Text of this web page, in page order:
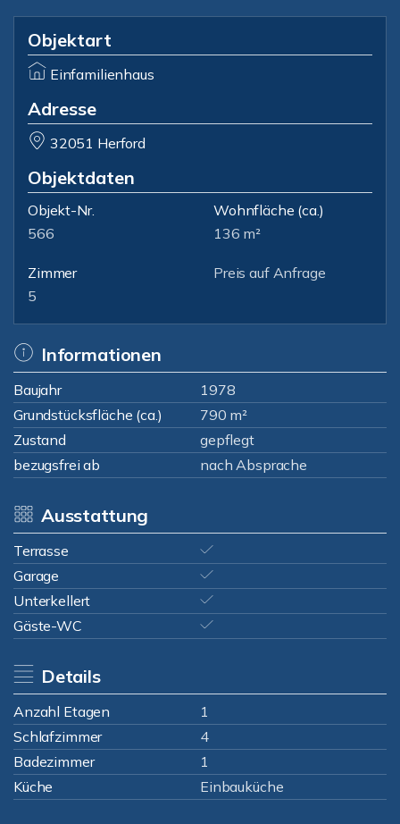
Objektart
Einfamilienhaus
Adresse
32051 Herford
Objektdaten
Objekt-Nr.
566
Wohnfläche (ca.)
136 m²
Zimmer
5
Preis auf Anfrage
Informationen
Baujahr
1978
Grundstücksfläche (ca.)
790 m²
Zustand
gepflegt
bezugsfrei ab
nach Absprache
Ausstattung
Terrasse
Garage
Unterkellert
Gäste-WC
Details
Anzahl Etagen
1
Schlafzimmer
4
Badezimmer
1
Küche
Einbauküche